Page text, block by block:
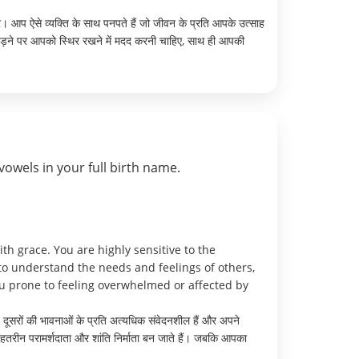
आप ऐसे व्यक्ति के साथ पनपते हैं जो जीवन के प्रति आपके उत्साह
पर आपको स्थिर रखने में मदद करनी चाहिए, साथ ही आपकी
in your full birth name.
grace. You are highly sensitive to the
understand the needs and feelings of others,
prone to feeling overwhelmed or affected by
दूसरों की भावनाओं के प्रति अत्यधिक संवेदनशील हैं और अपने
परामर्शदाता और शांति निर्माता बन जाते हैं। जबकि आपका